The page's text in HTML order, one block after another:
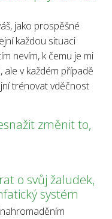
jako prospěšné
každou situaci
nevím, k čemu je mi
v každém případě
trénovat vděčnost
změnit to,
o svůj žaludek,
systém